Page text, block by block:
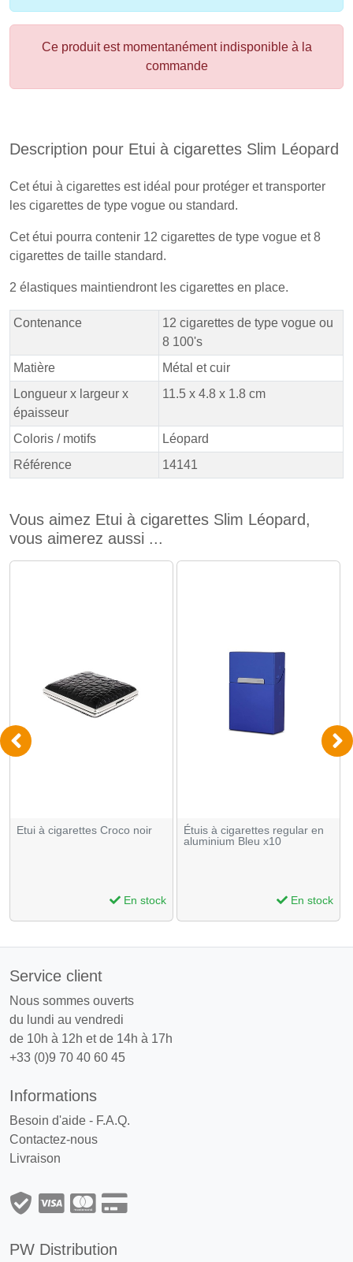
Ce produit est momentanément indisponible à la
commande
Description pour Etui à cigarettes Slim Léopard
Cet étui à cigarettes est idéal pour protéger et transporter
les cigarettes de type vogue ou standard.
Cet étui pourra contenir 12 cigarettes de type vogue et 8
cigarettes de taille standard.
2 élastiques maintiendront les cigarettes en place.
Contenance
12 cigarettes de type vogue ou
8 100's
Matière
Métal et cuir
Longueur x largeur x
épaisseur
11.5 x 4.8 x 1.8 cm
Coloris / motifs
Léopard
Référence
14141
Vous aimez Etui à cigarettes Slim Léopard,
vous aimerez aussi ...
Etui à cigarettes Croco noir
En stock
Étuis à cigarettes regular en
aluminium Bleu x10
En stock
Service client
Nous sommes ouverts
du lundi au vendredi
de 10h à 12h et de 14h à 17h
+33 (0)9 70 40 60 45
Informations
Besoin d'aide - F.A.Q.
Contactez-nous
Livraison
PW Distribution